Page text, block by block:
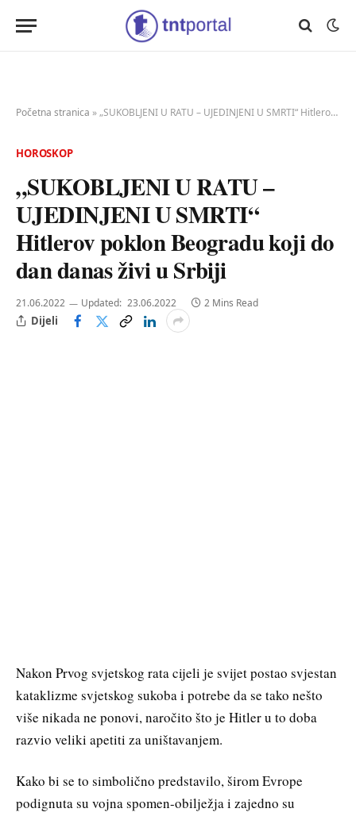
Početna stranica »„SUKOBLJENI U RATU – UJEDINJENI U SMRTI“ Hitlerov poklon Beogradu koji do dan danas živi u Srbiji
HOROSKOP
„SUKOBLJENI U RATU –
UJEDINJENI U SMRTI“
Hitlerov poklon Beogradu koji do
dan danas živi u Srbiji
21.06.2022 Updated: 23.06.2022 2 Mins Read
Dijeli
Nakon Prvog svjetskog rata cijeli je svijet postao svjestan
kataklizme svjetskog sukoba i potrebe da se tako nešto
više nikada ne ponovi, naročito što je Hitler u to doba
razvio veliki apetiti za uništavanjem.
Kako bi se to simbolično predstavilo, širom Evrope
podignuta su vojna spomen-obilježja i zajedno su